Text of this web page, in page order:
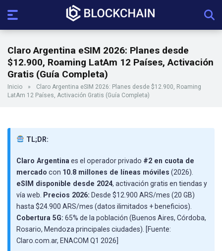
Claro Argentina eSIM 2026: Planes desde
$12.900, Roaming LatAm 12 Países, Activación
Gratis (Guía Completa)
Inicio »
Claro Argentina eSIM 2026: Planes desde $12.900, Roaming
LatAm 12 Países, Activación Gratis (Guía Completa)
TL;DR:
Claro Argentinaes el operador privado #2 en cuota de
mercado con 10.8 millones de líneas móviles (2026).
eSIM disponible desde 2024, activación gratis en tiendas y
vía web. Precios 2026: Desde $12.900 ARS/mes (20 GB)
hasta $24.900 ARS/mes (datos ilimitados + beneficios).
Cobertura 5G: 65% de la población (Buenos Aires, Córdoba,
Rosario, Mendoza principales ciudades). [Fuente:
Claro.com.ar, ENACOM Q1 2026]